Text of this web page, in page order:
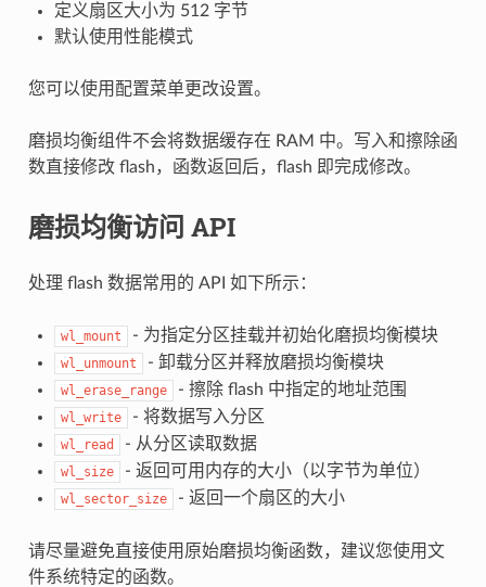
定义扇区大小为 512 字节
默认使用性能模式
您可以使用配置菜单更改设置。
磨损均衡组件不会将数据缓存在 RAM 中。写入和擦除函
数直接修改 flash，函数返回后，flash 即完成修改。
磨损均衡访问 API
处理 flash 数据常用的 API 如下所示：
wl_mount - 为指定分区挂载并初始化磨损均衡模块
wl_unmount - 卸载分区并释放磨损均衡模块
wl_erase_range - 擦除 flash 中指定的地址范围
wl_write - 将数据写入分区
wl_read - 从分区读取数据
wl_size - 返回可用内存的大小（以字节为单位）
wl_sector_size - 返回一个扇区的大小
请尽量避免直接使用原始磨损均衡函数，建议您使用文
件系统特定的函数。